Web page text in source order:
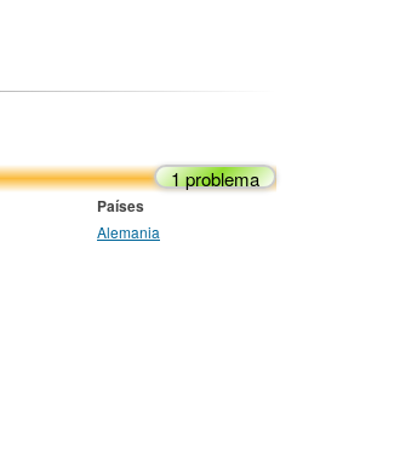
1 problema
Países
Alemania